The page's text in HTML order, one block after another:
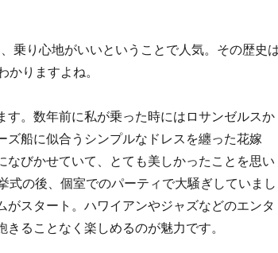
乗り心地がいいということで人気。その歴史
かりますよね。
す。数年前に私が乗った時にはロサンゼルスか
船に似合うシンプルなドレスを纏った花嫁
びかせていて、とても美しかったことを思い
式の後、個室でのパーティで大騒ぎしていまし
スタート。ハワイアンやジャズなどのエンタ
ることなく楽しめるのが魅力です。